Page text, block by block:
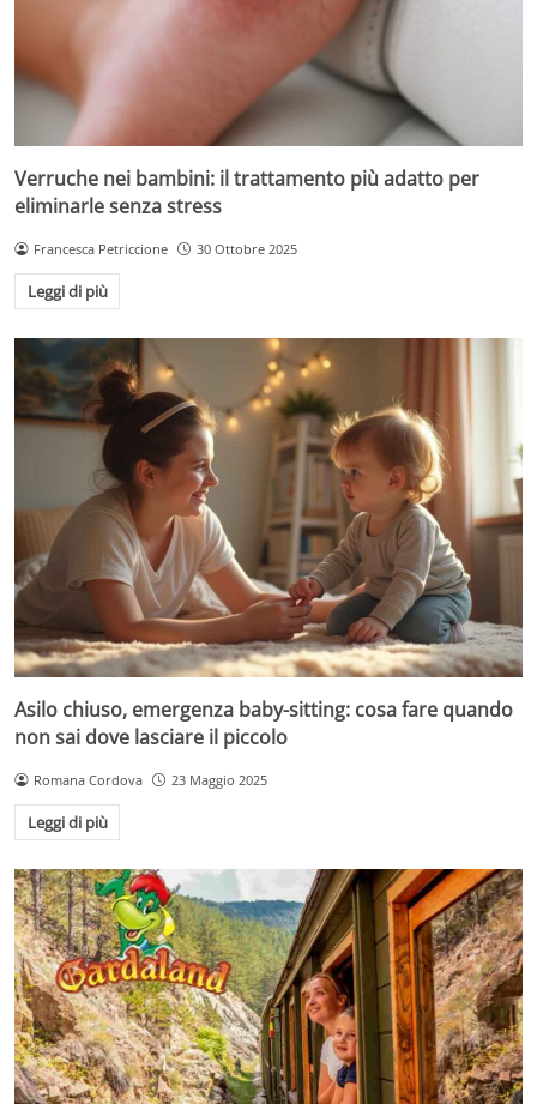
Verruche nei bambini: il trattamento più adatto per
eliminarle senza stress
Francesca Petriccione 30 Ottobre 2025
Leggi di più
Asilo chiuso, emergenza baby-sitting: cosa fare quando
non sai dove lasciare il piccolo
Romana Cordova 23 Maggio 2025
Leggi di più